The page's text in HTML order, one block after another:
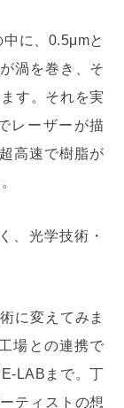
に、0.5μmと
渦を巻き、そ
す。それを実
レーザーが描
高速で樹脂が
、光学技術・
に変えてみま
場との連携で
LABまで。丁
ティストの想